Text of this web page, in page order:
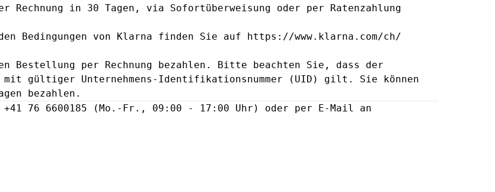
in 30 Tagen, via Sofortüberweisung oder per Ratenzahlung
Bedingungen von Klarna finden Sie auf https://www.klarna.com/ch/
Bestellung per Rechnung bezahlen. Bitte beachten Sie, dass der
mit gültiger Unternehmens-Identifikationsnummer (UID) gilt. Sie können
bezahlen.
76 6600185 (Mo.-Fr., 09:00 - 17:00 Uhr) oder per E-Mail an